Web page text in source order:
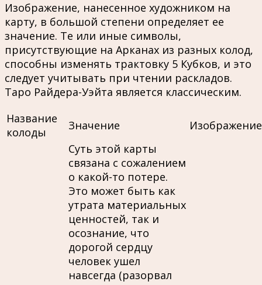
Изображение, нанесенное художником на
карту, в большой степени определяет ее
значение. Те или иные символы,
присутствующие на Арканах из разных колод,
способны изменять трактовку 5 Кубков, и это
следует учитывать при чтении раскладов.
Таро Райдера-Уэйта является классическим.
Название
колоды
Значение
Изображение
Суть этой карты
связана с сожалением
о какой-то потере.
Это может быть как
утрата материальных
ценностей, так и
осознание, что
дорогой сердцу
человек ушел
навсегда (разорвал